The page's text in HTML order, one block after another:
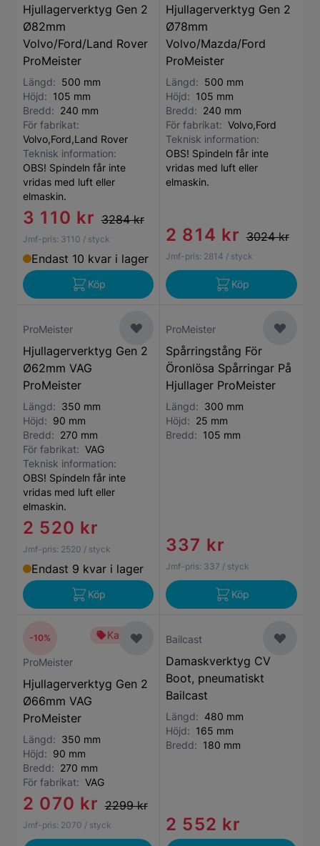
Hjullagerverktyg Gen 2
Ø82mm
Volvo/Ford/Land Rover
ProMeister
Längd: 500 mm
Höjd: 105 mm
Bredd: 240 mm
För fabrikat:
Volvo,Ford,Land Rover
Teknisk information:
OBS! Spindeln får inte
vridas med luft eller
elmaskin.
3 110 kr 3284 kr
Jmf-pris: 3110 / styck
Endast 10 kvar i lager
Köp
Hjullagerverktyg Gen 2
Ø78mm
Volvo/Mazda/Ford
ProMeister
Längd: 500 mm
Höjd: 105 mm
Bredd: 240 mm
För fabrikat: Volvo,Ford
Teknisk information:
OBS! Spindeln får inte
vridas med luft eller
elmaskin.
2 814 kr 3024 kr
Jmf-pris: 2814 / styck
Köp
ProMeister
Hjullagerverktyg Gen 2
Ø62mm VAG
ProMeister
Längd: 350 mm
Höjd: 90 mm
Bredd: 270 mm
För fabrikat: VAG
Teknisk information:
OBS! Spindeln får inte
vridas med luft eller
elmaskin.
2 520 kr
Jmf-pris: 2520 / styck
Endast 9 kvar i lager
Köp
ProMeister
Spårringstång För
Öronlösa Spårringar På
Hjullager ProMeister
Längd: 300 mm
Höjd: 25 mm
Bredd: 105 mm
337 kr
Jmf-pris: 337 / styck
Köp
Kampanj
ProMeister
Hjullagerverktyg Gen 2
Ø66mm VAG
ProMeister
Längd: 350 mm
Höjd: 90 mm
Bredd: 270 mm
För fabrikat: VAG
2 070 kr 2299 kr
Jmf-pris: 2070 / styck
-10% Bailcast
Damaskverktyg CV
Boot, pneumatiskt
Bailcast
Längd: 480 mm
Höjd: 165 mm
Bredd: 180 mm
2 552 kr